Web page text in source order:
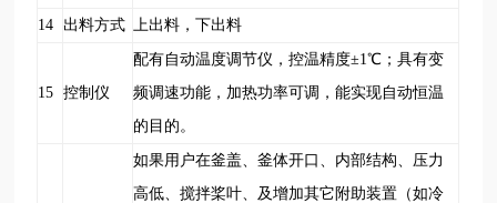
14 出料方式 上出料，下出料
15 控制仪
配有自动温度调节仪，控温精度±1℃ ；具有变
频调速功能，加热功率可调，能实现自动恒温
的目的。
如果用户在釜盖、釜体开口、内部结构、压力
高低、搅拌桨叶、及增加其它附助装置（如冷